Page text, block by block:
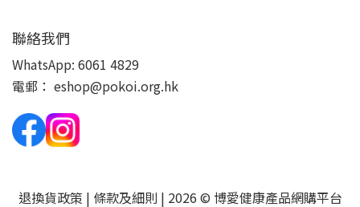
聯絡我們
WhatsApp: 6061 4829
電郵： eshop@pokoi.org.hk
退換貨政策 | 條款及細則 | 2026 © 博愛健康產品網購平台